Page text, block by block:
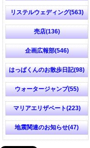
リステルウェディング(563)
売店(136)
企画広報部(546)
はっぱくんのお散歩日記(98)
ウォータージャンプ(55)
マリアエリザベート(223)
地震関連のお知らせ(47)